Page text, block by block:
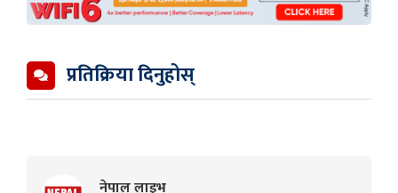
प्रतिक्रिया दिनुहोस्
नेपाल लाइभ